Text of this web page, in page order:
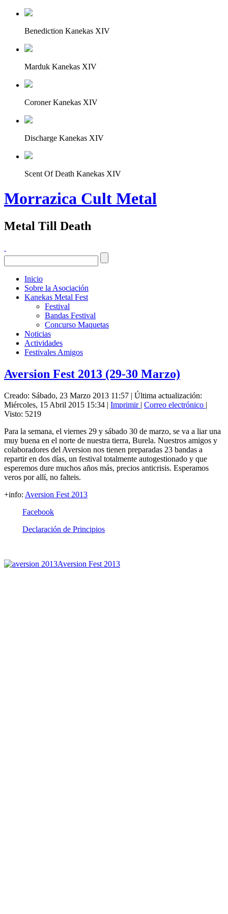
Benediction Kanekas XIV
Marduk Kanekas XIV
Coroner Kanekas XIV
Discharge Kanekas XIV
Scent Of Death Kanekas XIV
Morrazica Cult Metal
Metal Till Death
Inicio
Sobre la Asociación
Kanekas Metal Fest
Festival
Bandas Festival
Concurso Maquetas
Noticias
Actividades
Festivales Amigos
Aversion Fest 2013 (29-30 Marzo)
Creado: Sábado, 23 Marzo 2013 11:57 | Última actualización:
Miércoles, 15 Abril 2015 15:34 | Imprimir | Correo electrónico |
Visto: 5219
Para la semana, el viernes 29 y sábado 30 de marzo, se va a liar una
muy buena en el norte de nuestra tierra, Burela. Nuestros amigos y
colaboradores del Aversion nos tienen preparadas 23 bandas a
repartir en dos días, un festival totalmente autogestionado y que
esperemos dure muchos años más, precios anticrisis. Esperamos
veros por allí, no falteis.
+info: Aversion Fest 2013
Facebook
Declaración de Principios